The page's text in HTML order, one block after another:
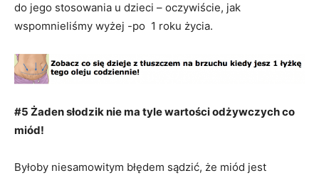
do jego stosowania u dzieci – oczywiście, jak
wspomnieliśmy wyżej -po 1 roku życia.
#5 Żaden słodzik nie ma tyle wartości odżywczych co
miód!
Byłoby niesamowitym błędem sądzić, że miód jest